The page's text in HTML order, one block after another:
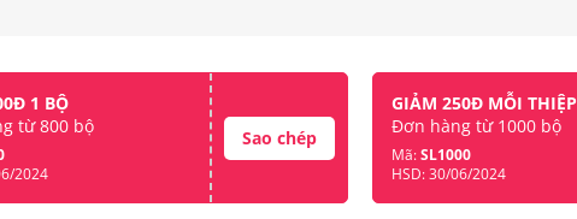
1 BỘ
từ 800 bộ
2024
Sao chép
GIẢM 250Đ MỖI THIỆP
Đơn hàng từ 1000 bộ
Mã:SL1000
HSD: 30/06/2024